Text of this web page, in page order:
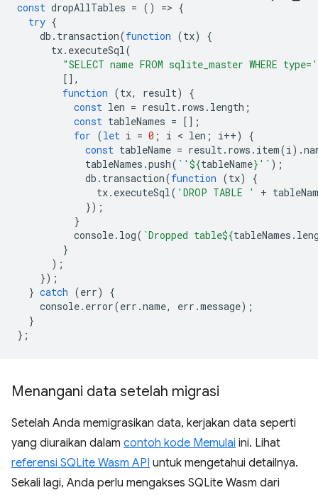
const dropAllTables = () => {
try {
db . transaction(function (tx)
{
tx. executeSql(
"SELECT name FROM sqlite_master WHERE
[],
function (tx, result)
{
const len = result. rows . length ;
const tableNames = [];
for (let i = 0 ; i < len ; i++)
{
const tableName = result. rows . item(i).
tableNames .push( `' ${tableName} '` );
db . transaction(function (tx)
{
tx. executeSql( 'DROP TABLE ' +
});
}
console. log( `Dropped table${tableNames .
}
);
});
} catch (err)
{
console. error(err .name, err .message);
}
};
Menangani data setelah migrasi
Setelah Anda memigrasikan data, kerjakan data seperti
yang diuraikan dalam contoh kode Memulai ini. Lihat
referensi SQLite Wasm API untuk mengetahui detailnya.
Sekali lagi, Anda perlu mengakses SQLite Wasm dari